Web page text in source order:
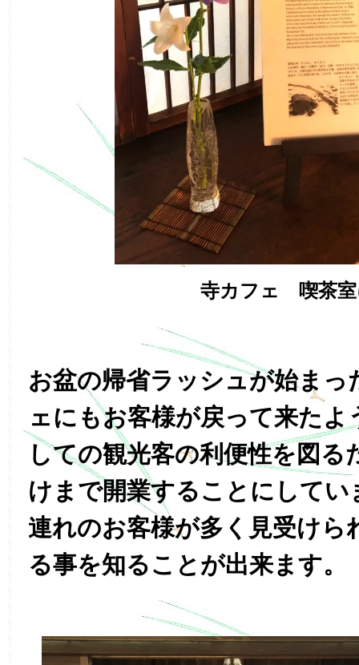
寺カフェ 喫茶室
お盆の帰省ラッシュが始まっ
ェにもお客様が戻って来たよ
しての観光客の利便性を図る
けまで開業することにしてい
連れのお客様が多く見受けら
る事を知ることが出来ます。